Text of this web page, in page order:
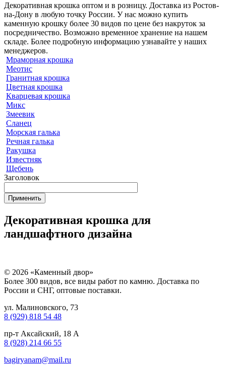
Декоративная крошка оптом и в розницу. Доставка из Ростов-
на-Дону в любую точку России. У нас можно купить
каменную крошку более 30 видов по цене без накруток за
посредничество. Возможно временное хранение на нашем
складе. Более подробную информацию узнавайте у наших
менеджеров.
Мраморная крошка
Меотис
Гранитная крошка
Цветная крошка
Кварцевая крошка
Микс
Змеевик
Сланец
Морская галька
Речная галька
Ракушка
Известняк
Щебень
Заголовок
Декоративная крошка для
ландшафтного дизайна
© 2026 «Каменный двор»
Более 300 видов, все виды работ по камню. Доставка по
России и СНГ, оптовые поставки.
ул. Малиновского, 73
8 (929) 818 54 48
пр-т Аксайский, 18 А
8 (928) 214 66 55
bagiryanam@mail.ru